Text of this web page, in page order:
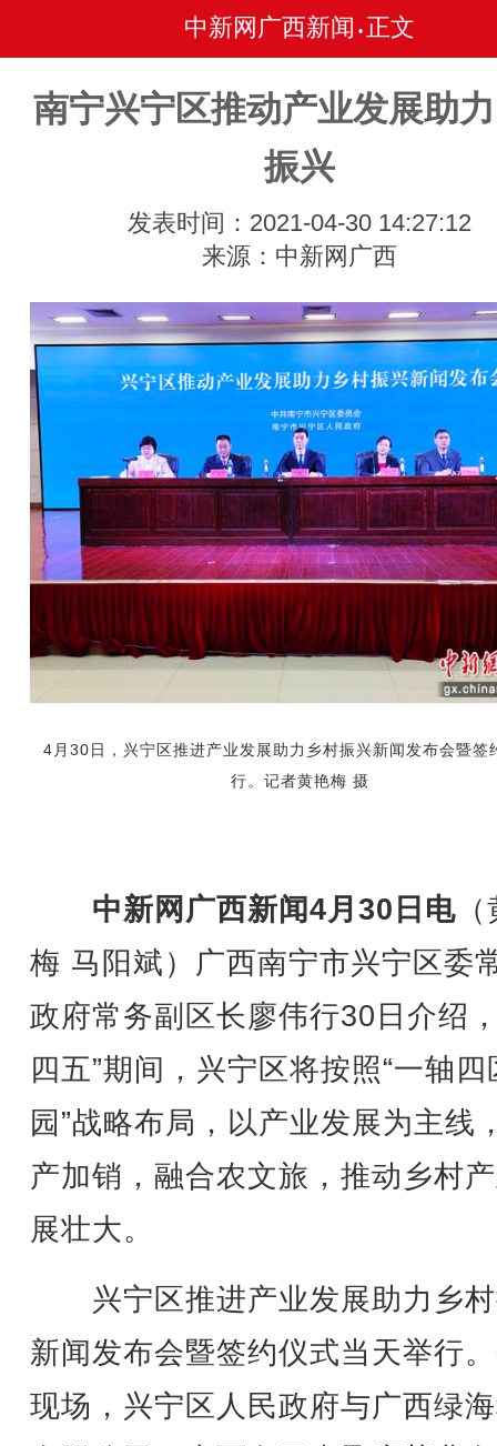
中新网广西新闻 • 正文
南宁兴宁区推动产业发展助
振兴
发表时间：2021-04-30 14:27:12
来源：中新网广西
4月30日，兴宁区推进产业发展助力乡村振兴新闻发布会暨签
行。记者黄艳梅 摄
中新网广西新闻4月30日电
梅 马阳斌）广西南宁市兴宁区委
政府常务副区长廖伟行30日介绍
四五”期间，兴宁区将按照“一轴四
园”战略布局，以产业发展为主线
产加销，融合农文旅，推动乡村
展壮大。
兴宁区推进产业发展助力乡
新闻发布会暨签约仪式当天举行
现场，兴宁区人民政府与广西绿